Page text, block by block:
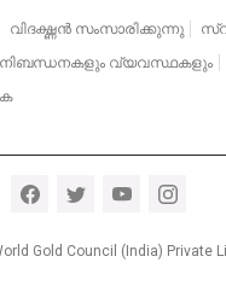
വിദഗ്ദ്ധൻ സംസാരിക്കുന്നു
വ്യവസ്ഥകളും
Gold Council (India) Private